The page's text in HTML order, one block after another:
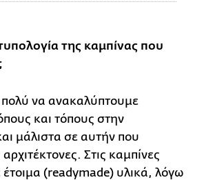
της καμπίνας που
να ανακαλύπτουμε
και τόπους στην
μάλιστα σε αυτήν που
Στις καμπίνες
έτοιμα (readymade) υλικά, λόγω